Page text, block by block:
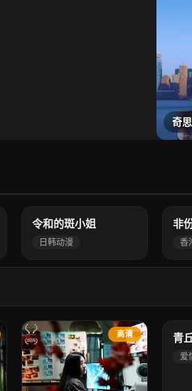
奇
3.0
令和的斑小姐
日韩动漫
7.0
非
香
高清
1.0
青
爱